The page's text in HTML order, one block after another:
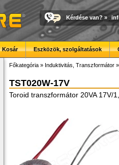
Kérdése van? »
Kosár Eszközök, szolgáltatások
Főkategória » Induktivitás, Transzformátor
TST020W-17V
Toroid transzformátor 20VA 17V/